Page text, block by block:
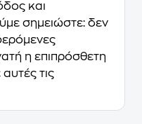
και
σημειώστε: δεν
η επιπρόσθετη
τις